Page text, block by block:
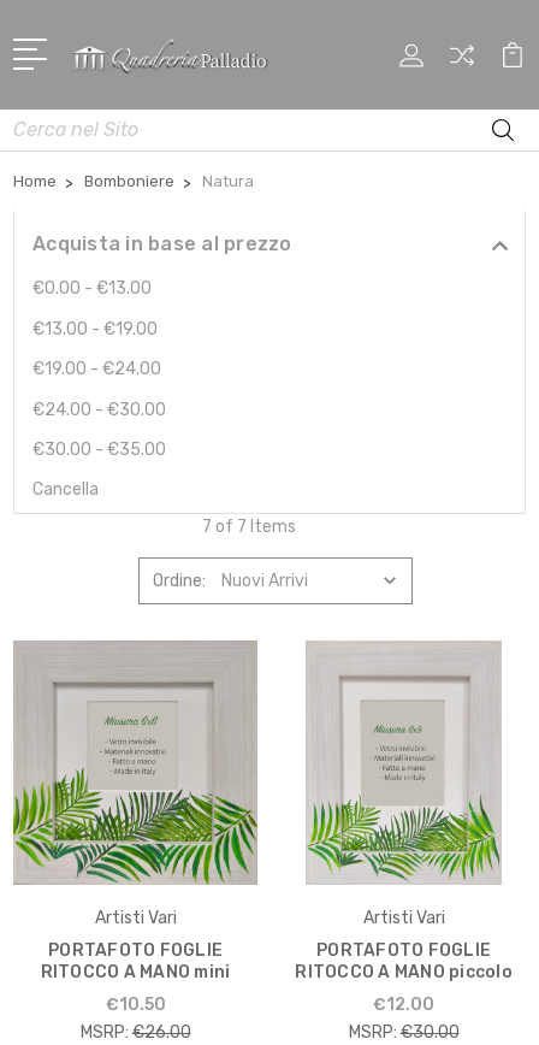
Cerca
Home Bomboniere Natura
Acquista in base al prezzo
€0.00 - €13.00
€13.00 - €19.00
€19.00 - €24.00
€24.00 - €30.00
€30.00 - €35.00
Cancella
7 of 7 Items
Ordine:
Artisti Vari
PORTAFOTO FOGLIE
RITOCCO A MANO mini
€10.50
MSRP: €26.00
Artisti Vari
PORTAFOTO FOGLIE
RITOCCO A MANO piccolo
€12.00
MSRP: €30.00